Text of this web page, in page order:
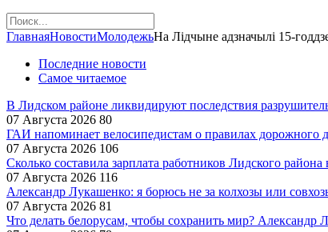
ГлавнаяНовостиМолодежьНа Лідчыне адзначылі 15-
Последние новости
Самое читаемое
В Лидском районе ликвидируют последствия
07 Августа 2026 80
ГАИ напоминает велосипедистам о правилах дорожного
07 Августа 2026 106
Сколько составила зарплата работников Лидского
07 Августа 2026 116
Александр Лукашенко: я борюсь не за колхозы или
07 Августа 2026 81
Что делать белорусам, чтобы сохранить мир? Александр